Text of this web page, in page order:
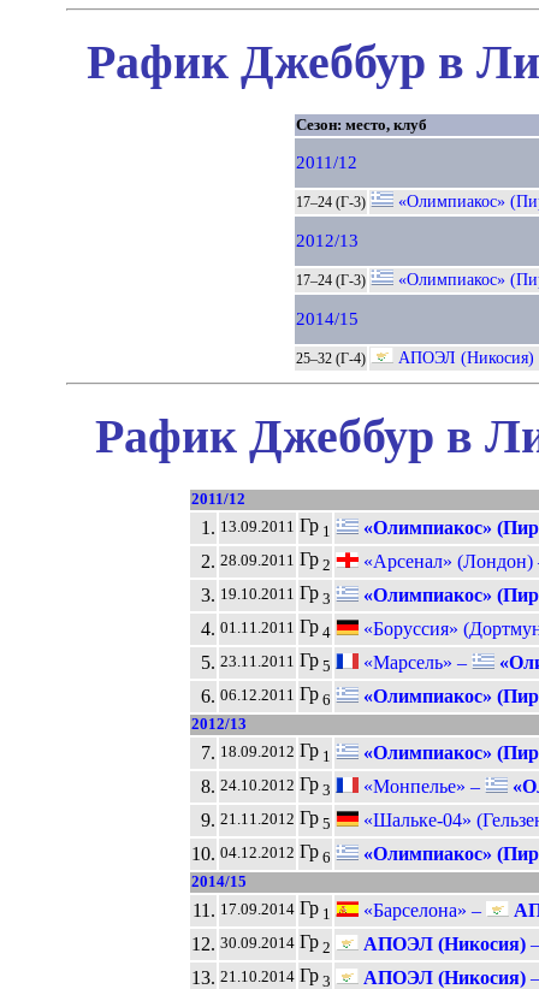
Рафик Джеббур в
Сезон: место, клуб
2011/12
17–24 (Г-3) «Олимпиакос»
2012/13
17–24 (Г-3) «Олимпиакос»
2014/15
25–32 (Г-4) АПОЭЛ (Никосия)
Рафик Джеббур в
2011/12
1. 13.09.2011 Гр1
«Олимпиакос»
2. 28.09.2011 Гр2
«Арсенал» (Лондон)
3. 19.10.2011 Гр3
«Олимпиакос»
4. 01.11.2011 Гр4
«Боруссия»
5. 23.11.2011 Гр5 «Марсель» –
6. 06.12.2011 Гр6 «Олимпиакос»
2012/13
7. 18.09.2012 Гр1
«Олимпиакос»
8. 24.10.2012 Гр3 «Монпелье» –
9. 21.11.2012 Гр5
«Шальке-04»
10. 04.12.2012 Гр6 «Олимпиакос»
2014/15
11. 17.09.2014 Гр1 «Барселона» –
12. 30.09.2014 Гр2 АПОЭЛ (Никосия)
13. 21.10.2014 Гр3 АПОЭЛ (Никосия)